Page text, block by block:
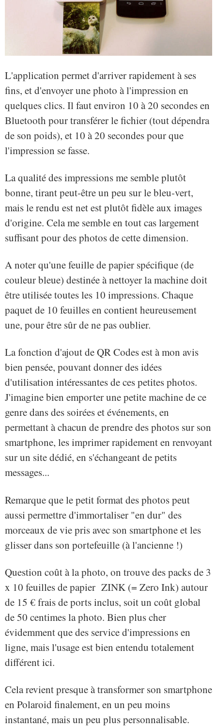
L'application permet d'arriver rapidement à ses
fins, et d'envoyer une photo à l'impression en
quelques clics. Il faut environ 10 à 20 secondes en
Bluetooth pour transférer le fichier (tout dépendra
de son poids), et 10 à 20 secondes pour que
l'impression se fasse.
La qualité des impressions me semble plutôt
bonne, tirant peut-être un peu sur le bleu-vert,
mais le rendu est net est plutôt fidèle aux images
d'origine. Cela me semble en tout cas largement
suffisant pour des photos de cette dimension.
A noter qu'une feuille de papier spécifique (de
couleur bleue) destinée à nettoyer la machine doit
être utilisée toutes les 10 impressions. Chaque
paquet de 10 feuilles en contient heureusement
une, pour être sûr de ne pas oublier.
La fonction d'ajout de QR Codes est à mon avis
bien pensée, pouvant donner des idées
d'utilisation intéressantes de ces petites photos.
J'imagine bien emporter une petite machine de ce
genre dans des soirées et événements, en
permettant à chacun de prendre des photos sur son
smartphone, les imprimer rapidement en renvoyant
sur un site dédié, en s'échangeant de petits
messages...
Remarque que le petit format des photos peut
aussi permettre d'immortaliser "en dur" des
morceaux de vie pris avec son smartphone et les
glisser dans son portefeuille (à l'ancienne !)
Question coût à la photo, on trouve des packs de 3
x 10 feuilles de papier ZINK (= Zero Ink) autour
de 15 € frais de ports inclus, soit un coût global
de 50 centimes la photo. Bien plus cher
évidemment que des service d'impressions en
ligne, mais l'usage est bien entendu totalement
différent ici.
Cela revient presque à transformer son smartphone
en Polaroid finalement, en un peu moins
instantané, mais un peu plus personnalisable.